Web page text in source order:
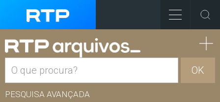
OK
PESQUISA AVANÇADA